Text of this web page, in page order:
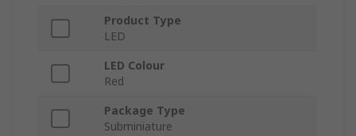
Product Type
LED
LED Colour
Red
Package Type
Subminiature